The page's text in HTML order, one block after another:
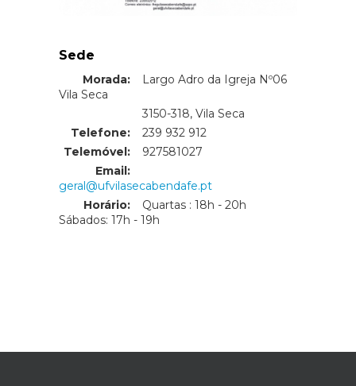
Sede
Morada:
Largo Adro da Igreja Nº06
Vila Seca
3150-318, Vila Seca
Telefone:
239 932 912
Telemóvel:
927581027
Email:
geral@ufvilasecabendafe.pt
Horário:
Quartas : 18h - 20h
Sábados: 17h - 19h